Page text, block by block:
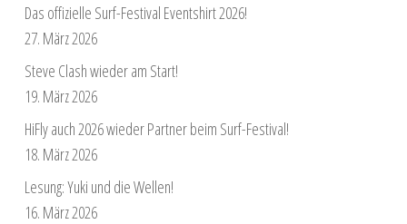
Das offizielle Surf-Festival Eventshirt 2026!
27. März 2026
Steve Clash wieder am Start!
19. März 2026
HiFly auch 2026 wieder Partner beim Surf-Festival!
18. März 2026
Lesung: Yuki und die Wellen!
16. März 2026